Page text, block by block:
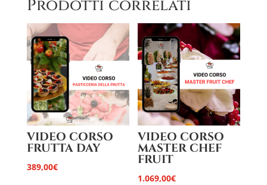
Prodotti correlati
VIDEO CORSO
FRUTTA DAY
389,00€
VIDEO CORSO
MASTER CHEF
FRUIT
1.069,00€